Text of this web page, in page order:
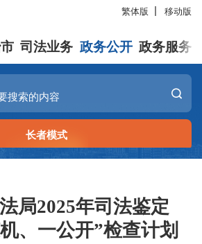
繁体版 移动版
司法业务 政务公开 政务服务
长者模式
局2025年司法鉴定
、一公开”检查计划